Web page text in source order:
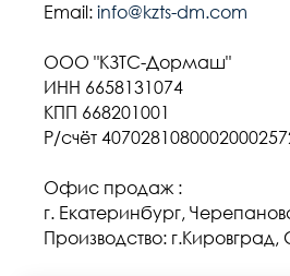
Email: info@kzts-dm.com
ООО "КЗТС-Дормаш"
ИНН 6658131074
КПП 668201001
Р/счёт
Офис продаж :
г. Екатеринбург,
Производство: